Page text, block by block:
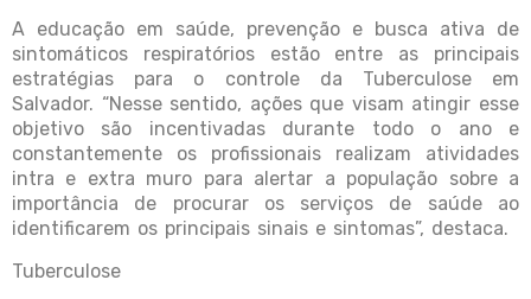
A educação em saúde, prevenção e busca ativa de
sintomáticos respiratórios estão entre as principais
estratégias para o controle da Tuberculose em
Salvador. “Nesse sentido, ações que visam atingir esse
objetivo são incentivadas durante todo o ano e
constantemente os profissionais realizam atividades
intra e extra muro para alertar a população sobre a
importância de procurar os serviços de saúde ao
identificarem os principais sinais e sintomas”, destaca.
Tuberculose